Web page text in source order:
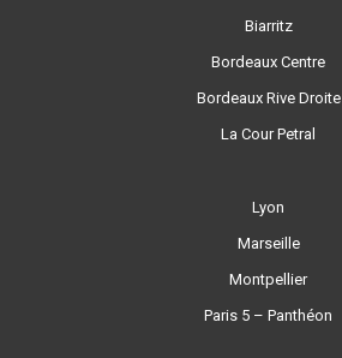
Biarritz
Bordeaux Centre
Bordeaux Rive Droite
La Cour Petral
Lyon
Marseille
Montpellier
Paris 5 – Panthéon